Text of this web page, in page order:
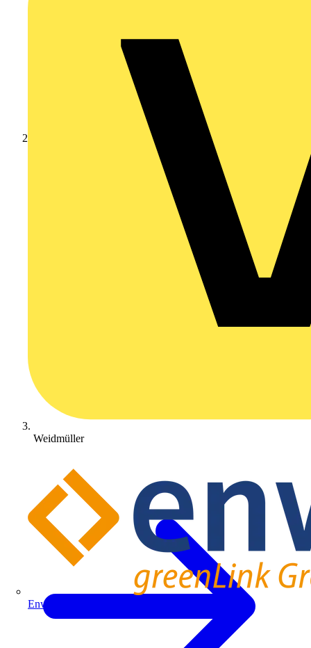
Enwitec
Weidmüller